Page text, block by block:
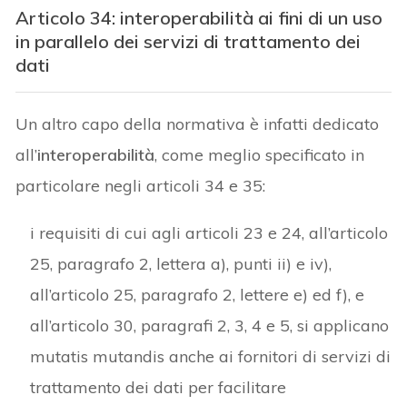
Articolo 34: interoperabilità ai fini di un uso
in parallelo dei servizi di trattamento dei
dati
Un altro capo della normativa è infatti dedicato
all’interoperabilità, come meglio specificato in
particolare negli articoli 34 e 35:
i requisiti di cui agli articoli 23 e 24, all’articolo
25, paragrafo 2, lettera a), punti ii) e iv),
all’articolo 25, paragrafo 2, lettere e) ed f), e
all’articolo 30, paragrafi 2, 3, 4 e 5, si applicano
mutatis mutandis anche ai fornitori di servizi di
trattamento dei dati per facilitare